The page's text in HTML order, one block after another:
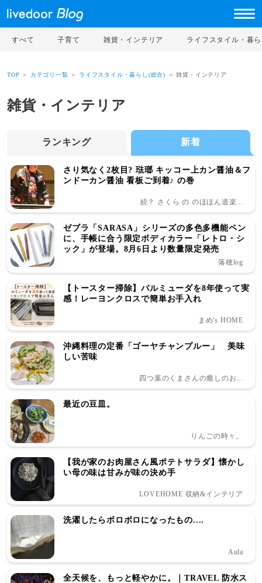
すべて 子育て 雑貨・インテリア ライフスタイル・暮
TOP ＞ カテゴリ一覧 ＞ ライフスタイル・暮らし(総合) ＞ 雑貨・インテリア
雑貨・インテリア
ランキング 新着
さり気なく2枚目? 琺瑯 キッコー上カン醤油＆フ
ンドーカン醤油 看板ご到着♪ の巻
続？ さくら の のほほん道楽...
ゼブラ「SARASA」シリーズの多色多機能ペン
に、手帳に合う限定ボディカラー「レトロ・シ
ック」が登場。8月6日より数量限定発売
落穂log
【トースター掃除】バルミューダを8年使って実
感！レーヨンクロスで簡単お手入れ
まめ's HOME
沖縄料理の定番「ゴーヤチャンプルー」 美味
しい苦味
四つ葉のくまさんの癒しのお...
最近の豆皿。
りんごの時々。
【我が家のお肉屋さん風ポテトサラダ】懐かし
い母の味は甘みが味の決め手
LOVEHOME 収納&インテリア
洗濯したらボロボロになったもの....
Aula
全天候を、もっと軽やかに。｜TRAVEL 防水ス